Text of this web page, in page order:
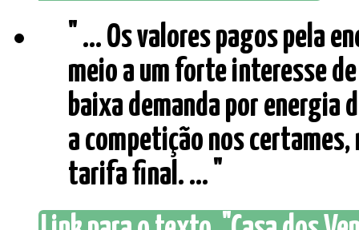
" ... Os valores pagos pela
meio a um forte interesse
baixa demanda por energia
a competição nos certames,
tarifa final. ... "